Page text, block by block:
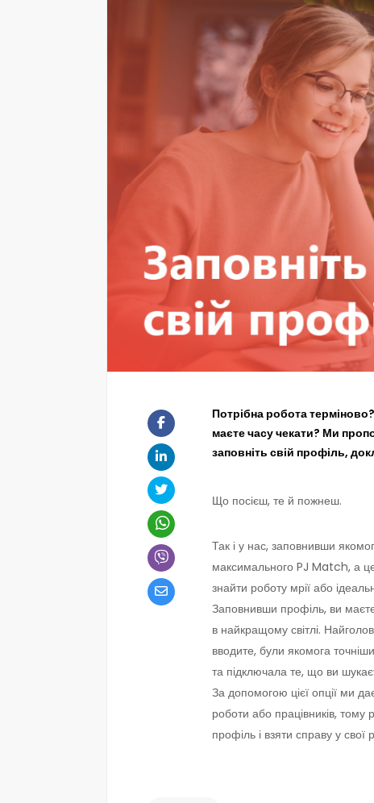
Потрібна робота
маєте часу чекати? Ми
заповніть свій профіль,
Що посієш, те й пожнеш.
Так і у нас, заповнивши
максимального PJ Match, а
знайти роботу мрії або
Заповнивши профіль, ви
в найкращому світлі.
вводите, були якомога
та підключала те, що ви
За допомогою цієї опції ми
роботи або працівників,
профіль і взяти справу у свої